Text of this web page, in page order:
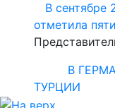
В
отметила
В
ТУРЦИИ